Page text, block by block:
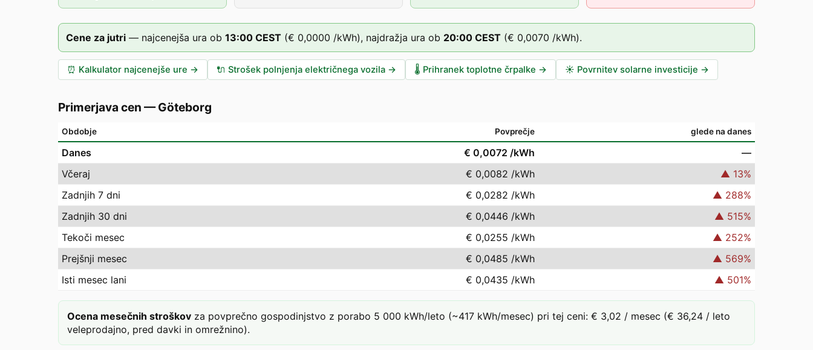
Cene za jutri — najcenejša ura ob 13:00 CEST (€ 0,0000 /kWh), najdražja ura ob 20:00 CEST (€ 0,0070 /kWh).
⏰ Kalkulator najcenejše ure → 🔌 Strošek polnjenja električnega vozila → 🌡️ Prihranek toplotne črpalke → ☀️ Povrnitev solarne investicije →
Primerjava cen —Göteborg
Obdobje Povprečje glede na danes
Danes € 0,0072 /kWh
—
Včeraj
€ 0,0082 /kWh ▲ 13%
Zadnjih 7 dni
€ 0,0282 /kWh ▲ 288%
Zadnjih 30 dni
€ 0,0446 /kWh ▲ 515%
Tekoči mesec
€ 0,0255 /kWh ▲ 252%
Prejšnji mesec
€ 0,0485 /kWh ▲ 569%
Isti mesec lani
€ 0,0435 /kWh ▲ 501%
Ocena mesečnih stroškov za povprečno gospodinjstvo z porabo 5 000 kWh/leto (~417 kWh/mesec) pri tej ceni: € 3,02 / mesec (€ 36,24 / leto
veleprodajno, pred davki in omrežnino).